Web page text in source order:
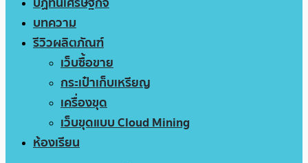
บทความ
รีวิวผลิตภัณฑ์
เว็บซื้อขาย
กระเป๋าเก็บเหรียญ
เครื่องขุด
เว็บขุดแบบ Cloud Mining
ห้องเรียน